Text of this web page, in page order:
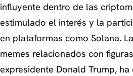
influyente dentro de las
estimulado el interés y la
en plataformas como Solana.
memes relacionados con
expresidente Donald Trump,